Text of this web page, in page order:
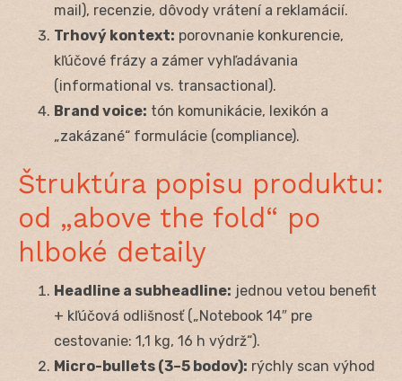
mail), recenzie, dôvody vrátení a reklamácií.
Trhový kontext: porovnanie konkurencie,
kľúčové frázy a zámer vyhľadávania
(informational vs. transactional).
Brand voice: tón komunikácie, lexikón a
„zakázané“ formulácie (compliance).
Štruktúra popisu produktu:
od „above the fold“ po
hlboké detaily
Headline a subheadline: jednou vetou benefit
+ kľúčová odlišnosť („Notebook 14″ pre
cestovanie: 1,1 kg, 16 h výdrž“).
Micro-bullets (3–5 bodov): rýchly scan výhod